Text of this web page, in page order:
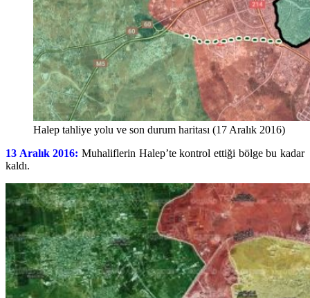
Halep tahliye yolu ve son durum haritası (17 Aralık 2016)
13 Aralık 2016: Muhaliflerin Halep’te kontrol ettiği bölge bu kadar
kaldı.